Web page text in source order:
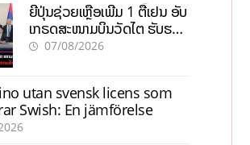
ຍີ່ປຸ່ນຊ່ວຍເຫຼືອເພີ່ມ 1 ຕື້ເຢນ ອັບ
ເກຣດສະໜາມບິນວັດໄຕ ຮັບຮອງ
ການເຕີບໂຕ
07/08/2026
utan svensk licens som
Swish: En jämförelse